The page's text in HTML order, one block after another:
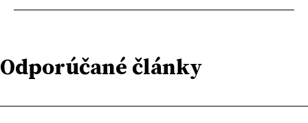
Odporúčané články